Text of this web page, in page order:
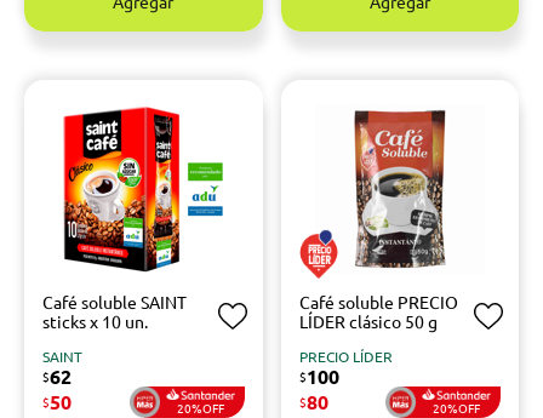
Café soluble SAINT
sticks x 10 un.
SAINT
$62
$50 20%OFF
Café soluble PRECIO
LÍDER clásico 50 g
PRECIO LÍDER
$100
$80 20%OFF